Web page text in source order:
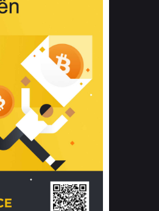
chuẩn chất lượng quốc
ngừa tình trạng kích
mốc trong điều kiện
ẩm. Bạn có thể tìm hiểu
cứu khoa học về tác
ngủ và môi trường
với sức khỏe con
Foundation (External
nhìn toàn diện hơn.
vàng khi lựa chọn
cao cấp cho phòng
bộ chăn ga gối đệm
hảo cả về thẩm mỹ lẫn
người tiêu dùng cần cân
các tiêu chí quan trọng